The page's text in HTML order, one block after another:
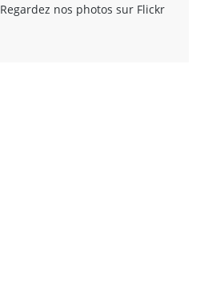
Regardez nos photos sur Flickr